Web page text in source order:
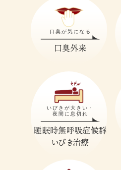
口臭が気になる
口臭外来
いびきが大きい・
夜間に息切れ
睡眠時無呼吸症候群
いびき治療